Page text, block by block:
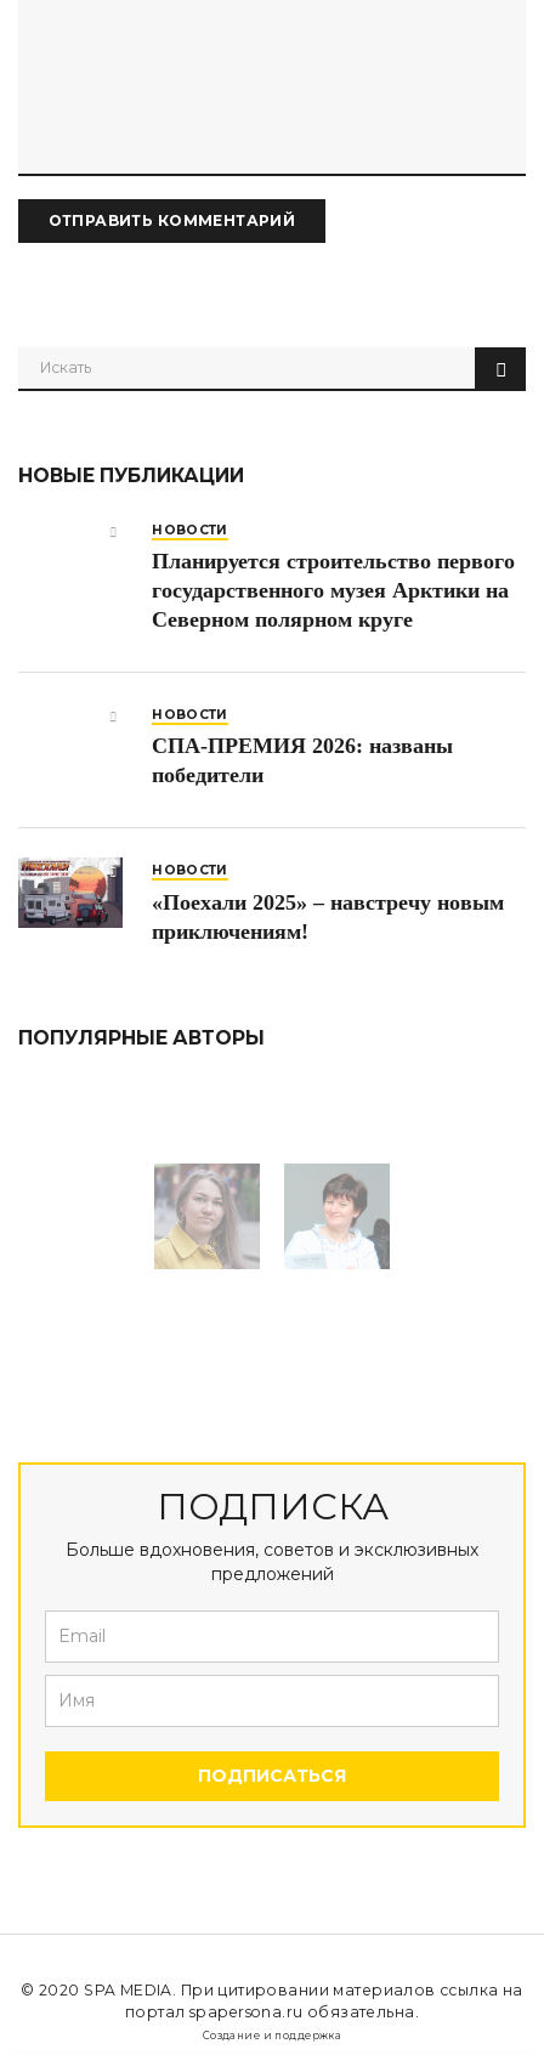
НОВЫЕ ПУБЛИКАЦИИ
НОВОСТИ
Планируется строительство первого
государственного музея Арктики на
Северном полярном круге
НОВОСТИ
СПА-ПРЕМИЯ 2026: названы
победители
НОВОСТИ
«Поехали 2025» – навстречу новым
приключениям!
ПОПУЛЯРНЫЕ АВТОРЫ
ПОДПИСКА
Больше вдохновения, советов и эксклюзивных
предложений
ПОДПИСАТЬСЯ
© 2020 SPA MEDIA . При цитировании материалов ссылка на
портал spapersona.ru обязательна.
Создание и поддержка